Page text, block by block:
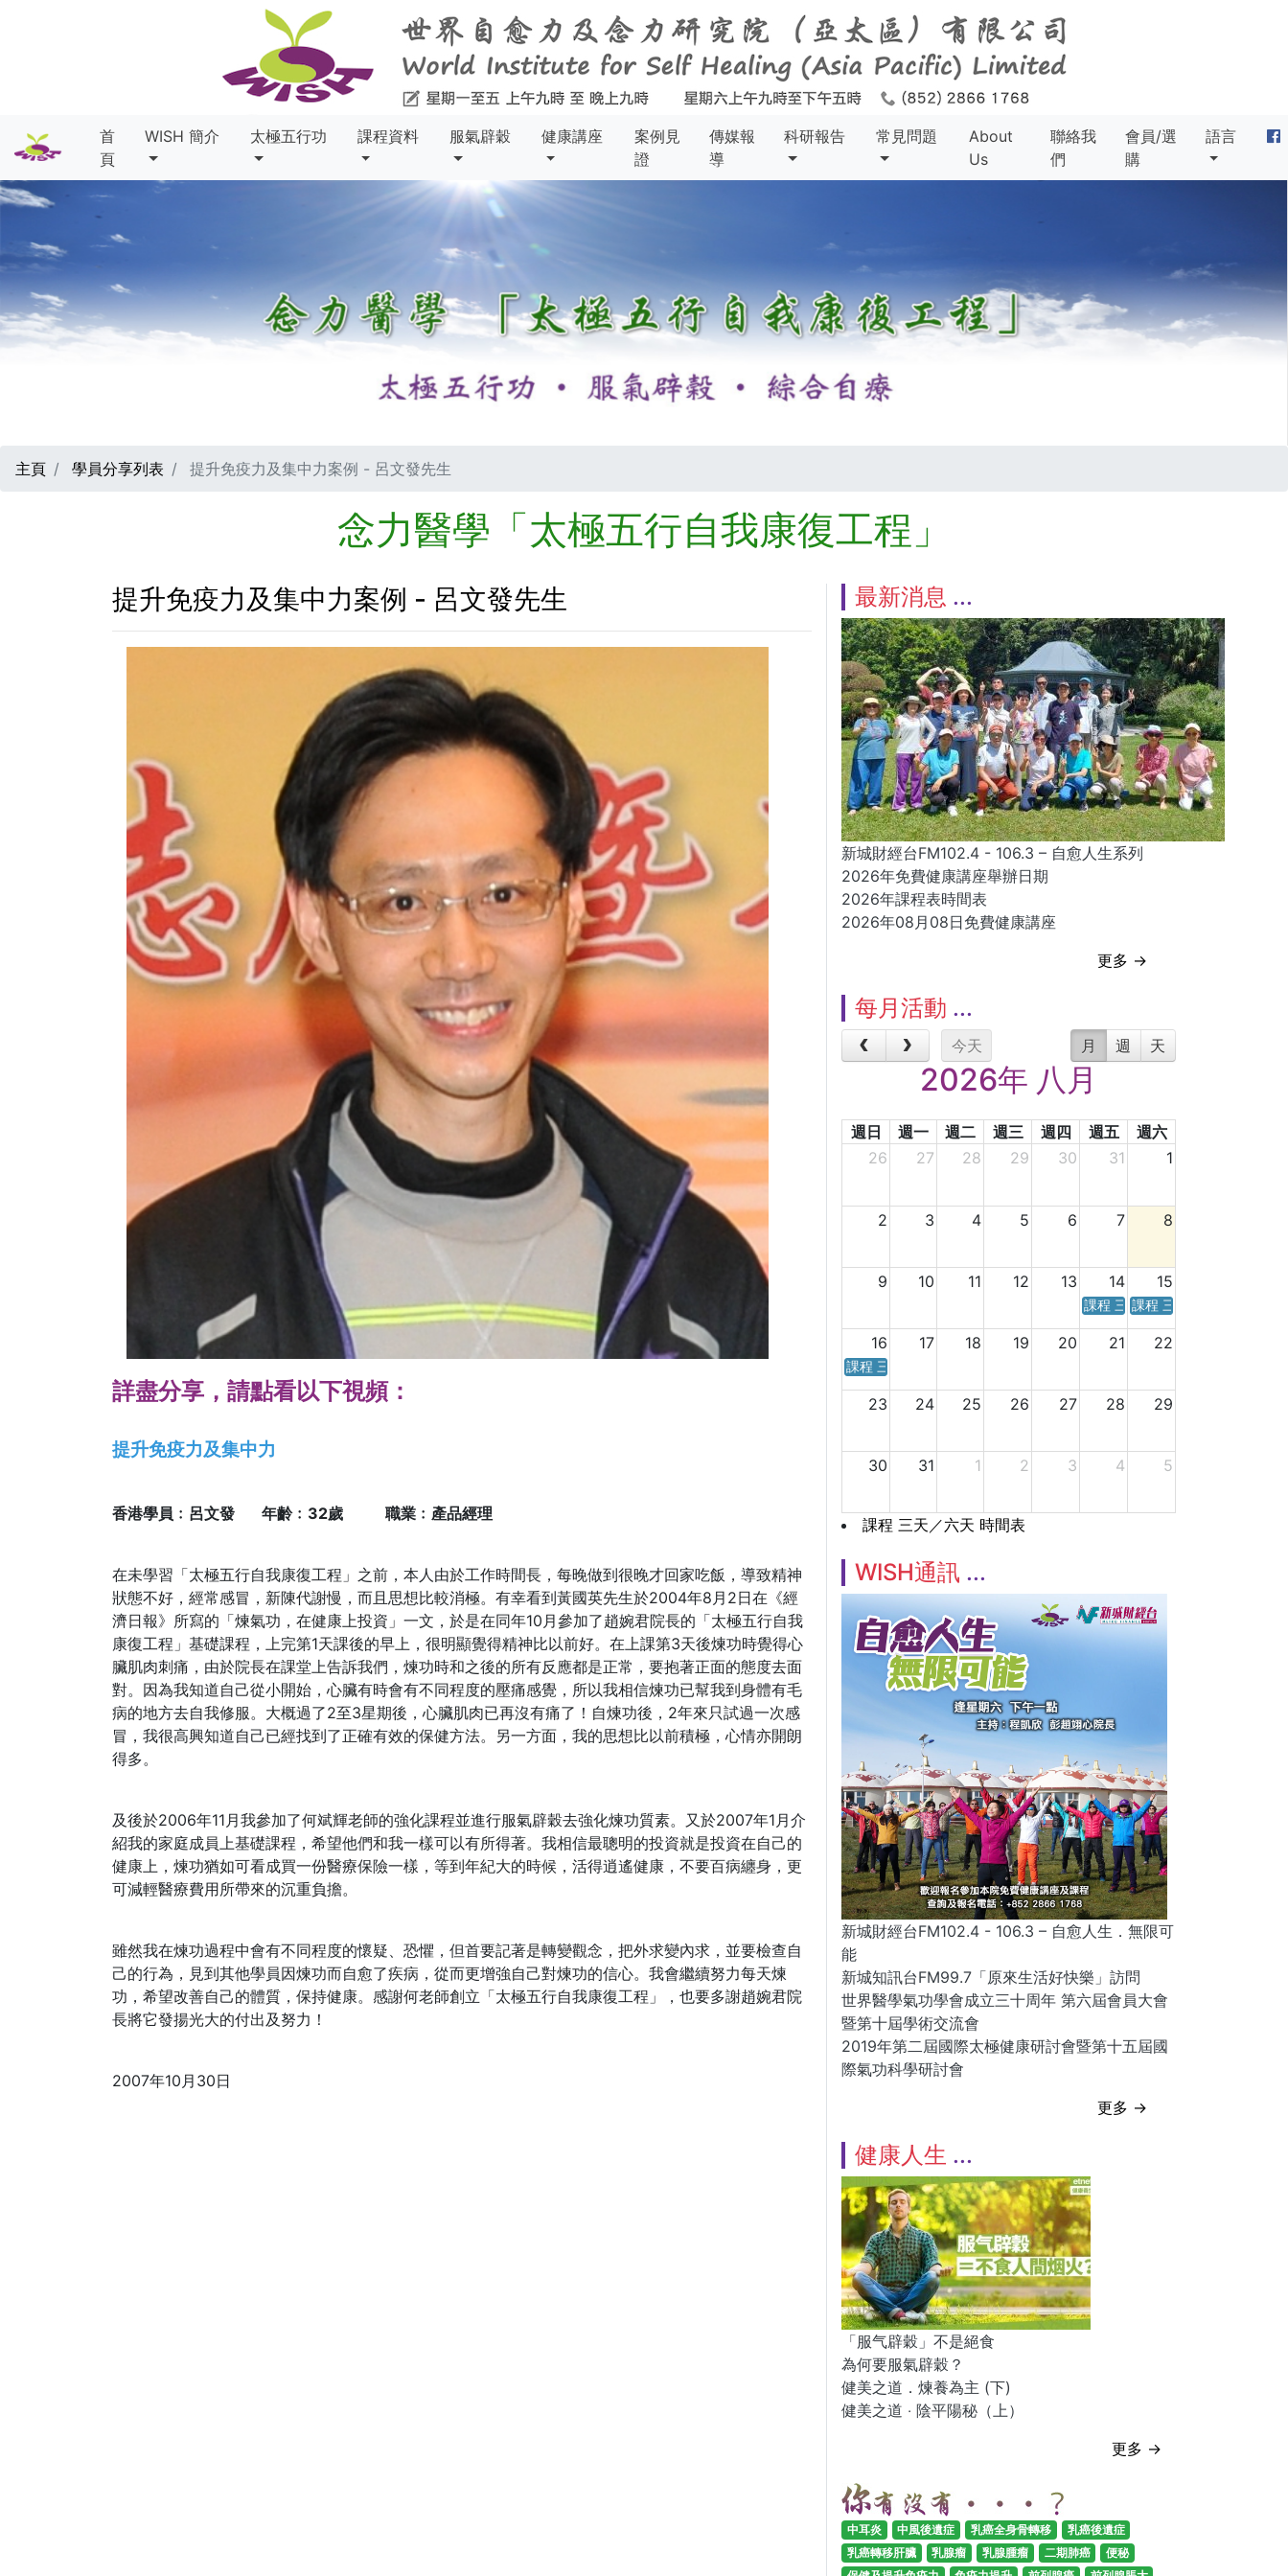
首
頁
WISH 簡介 太極五行功 課程資料 服氣辟穀 健康講座
案例見
證
傳媒報
導
科研報告 常見問題
About
Us
聯絡我
們
會員/選
購
語言
主頁 學員分享列表 提升免疫力及集中力案例 - 呂文發先生
念力醫學「太極五行自我康復工程」
提升免疫力及集中力案例 - 呂文發先生
詳盡分享，請點看以下視頻：
提升免疫力及集中力
香港學員﹕呂文發 年齡﹕32歲 職業﹕產品經理
在未學習「太極五行自我康復工程」之前，本人由於工作時間長，每晚做到很晚才回家吃飯，導致精神
狀態不好，經常感冒，新陳代謝慢，而且思想比較消極。有幸看到黃國英先生於2004年8月2日在《經
濟日報》所寫的「煉氣功，在健康上投資」一文，於是在同年10月參加了趙婉君院長的「太極五行自我
康復工程」基礎課程，上完第1天課後的早上，很明顯覺得精神比以前好。在上課第3天後煉功時覺得心
臟肌肉刺痛，由於院長在課堂上告訴我們，煉功時和之後的所有反應都是正常，要抱著正面的態度去面
對。因為我知道自己從小開始，心臟有時會有不同程度的壓痛感覺，所以我相信煉功已幫我到身體有毛
病的地方去自我修服。大概過了2至3星期後，心臟肌肉已再沒有痛了！自煉功後，2年來只試過一次感
冒，我很高興知道自己已經找到了正確有效的保健方法。另一方面，我的思想比以前積極，心情亦開朗
得多。
及後於2006年11月我參加了何斌輝老師的強化課程並進行服氣辟穀去強化煉功質素。又於2007年1月介
紹我的家庭成員上基礎課程，希望他們和我一樣可以有所得著。我相信最聰明的投資就是投資在自己的
健康上，煉功猶如可看成買一份醫療保險一樣，等到年紀大的時候，活得逍遙健康，不要百病纏身，更
可減輕醫療費用所帶來的沉重負擔。
雖然我在煉功過程中會有不同程度的懷疑、恐懼，但首要記著是轉變觀念，把外求變內求，並要檢查自
己的行為，見到其他學員因煉功而自愈了疾病，從而更增強自己對煉功的信心。我會繼續努力每天煉
功，希望改善自己的體質，保持健康。感謝何老師創立「太極五行自我康復工程」，也要多謝趙婉君院
長將它發揚光大的付出及努力！
2007年10月30日
最新消息
新城財經台FM102.4 - 106.3 – 自愈人生系列
2026年免費健康講座舉辦日期
2026年課程表時間表
2026年08月08日免費健康講座
更多 →
每月活動
今天 月 週 天
2026年 八月
週日 週一 週二 週三 週四 週五
週六
26
27 28 29 30 31 1
2 3 4 5 6 7 8
9 10 11 12 13 14 15
課程 三天／六天 時間表
課程 三天／六天 時間表
16 17 18 19 20 21 22
課程 三天／六天 時間表
23 24 25 26 27 28 29
30 31 1 2 3 4 5
課程 三天／六天 時間表
WISH通訊
新城財經台FM102.4 - 106.3 – 自愈人生．無限可
能
新城知訊台FM99.7「原來生活好快樂」訪問
世界醫學氣功學會成立三十周年 第六屆會員大會
暨第十屆學術交流會
2019年第二屆國際太極健康研討會暨第十五屆國
際氣功科學研討會
更多 →
健康人生
「服气辟穀」不是絕食
為何要服氣辟穀？
健美之道．煉養為主 (下)
健美之道 ‧ 陰平陽秘（上）
更多 →
中耳炎 中風後遺症 乳癌全身骨轉移
乳癌後遺症
乳癌轉移肝臟
乳腺瘤 乳腺腫瘤 二期肺癌
便秘